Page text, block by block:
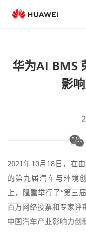
华为AI BMS
影
2021年10月18日，在
的第九届汽车与环境
上，隆重举行了“第三
百万网络投票和专家评
中国汽车产业影响力创